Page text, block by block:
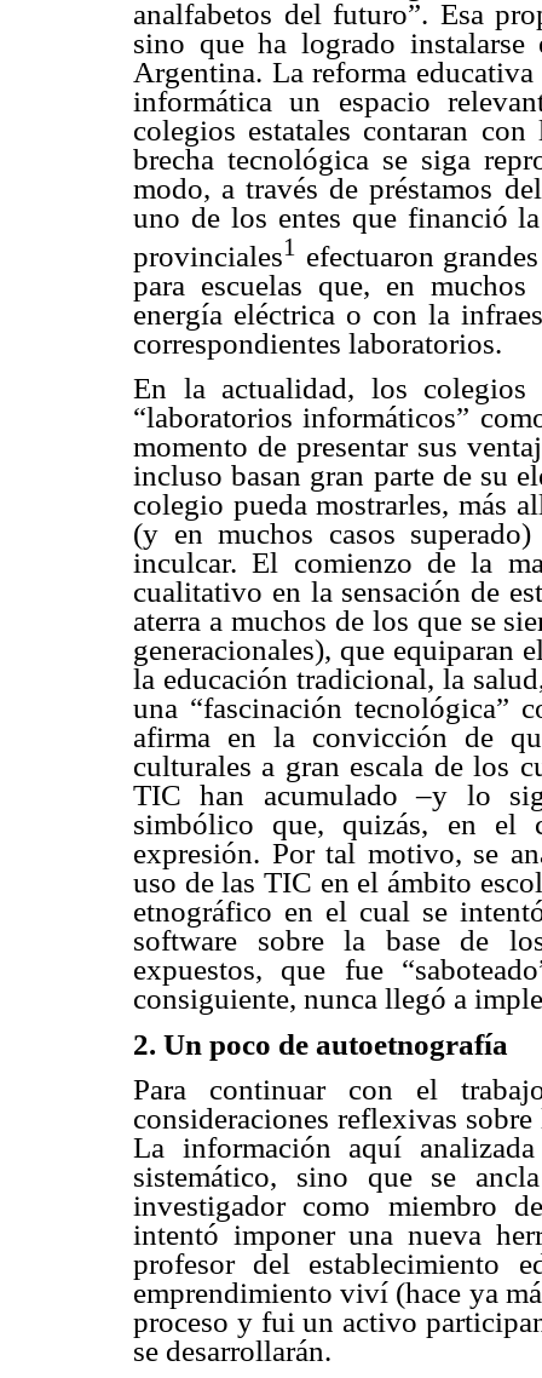
analfabetos del futuro”. Esa
sino que ha logrado
Argentina. La reforma
informática un espacio
colegios estatales contaran
brecha tecnológica se siga
modo, a través de préstamos
uno de los entes que financió
provinciales1 efectuaron
para escuelas que, en
energía eléctrica o con la
correspondientes laboratorios.
En la actualidad, los
“laboratorios informáticos”
momento de presentar sus
incluso basan gran parte de su
colegio pueda mostrarles, más
(y en muchos casos
inculcar. El comienzo de la
cualitativo en la sensación de
aterra a muchos de los que se
generacionales), que equiparan
la educación tradicional, la
una “fascinación tecnológica”
afirma en la convicción de
culturales a gran escala de los
TIC han acumulado –y lo
simbólico que, quizás, en el
expresión. Por tal motivo, se
uso de las TIC en el ámbito
etnográfico en el cual se
software sobre la base de
expuestos, que fue
consiguiente, nunca llegó a
2. Un poco de autoetnografía
Para continuar con el
consideraciones reflexivas
La información aquí
sistemático, sino que se
investigador como miembro
intentó imponer una nueva
profesor del establecimiento
emprendimiento viví (hace ya
proceso y fui un activo
se desarrollarán.